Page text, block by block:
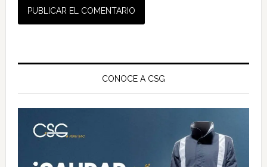
Barra
principal
CONOCE A CSG